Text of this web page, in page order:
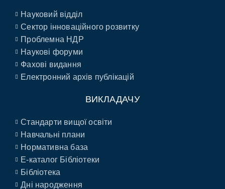
Науковий відділ
Сектор інноваційного розвитку
Проблемна НДР
Наукові форуми
Фахові видання
Електронний архів публікацій
ВИКЛАДАЧУ
Стандарти вищої освіти
Навчальні плани
Нормативна база
E-каталог Бібліотеки
Бібліотека
Дні народження